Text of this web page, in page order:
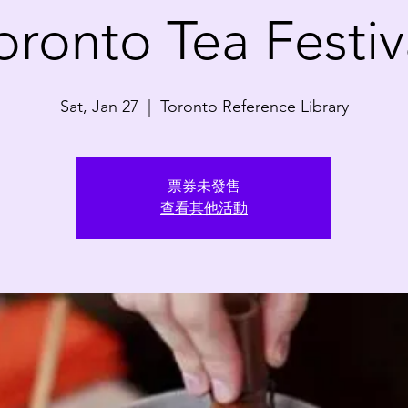
Tea
Sat, Jan 27 Toronto Reference Library
票券未發售
查看其他活動